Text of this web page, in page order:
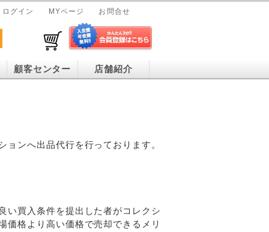
ログイン MYページ お問合せ
顧客センター 店舗紹介
ンへ出品代行を行っております。
い買入条件を提出した者がコレクシ
価格より高い価格で売却できるメリ